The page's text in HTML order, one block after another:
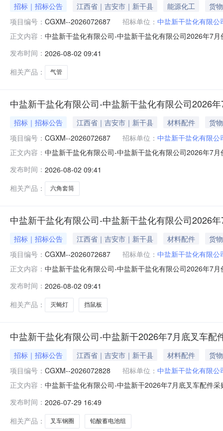
招标｜招标公告 江西省｜吉安市｜新干县 能源化工
货物
项目编号： CGXM--2026072687 招标单位： 中盐新干盐化有限公
正文内容： 中盐新干盐化有限公司-中盐新干盐化有限公司2026年7
名称规格型号计量单位数量备注114091301000247气管
发布时间： 2026-08-02 09:41
相关产品：
气管
中盐新干盐化有限公司-中盐新干盐化有限公司2026
招标｜招标公告 江西省｜吉安市｜新干县 材料配件
货物
项目编号： CGXM--2026072687 招标单位： 中盐新干盐化有限公
正文内容： 中盐新干盐化有限公司-中盐新干盐化有限公司2026年7
型号计量单位数量备注113050000001890六角套筒长
发布时间： 2026-08-02 09:41
相关产品：
六角套筒
中盐新干盐化有限公司-中盐新干盐化有限公司2026
招标｜招标公告 江西省｜吉安市｜新干县 材料配件
货物
项目编号： CGXM--2026072687 招标单位： 中盐新干盐化有限公
正文内容： 中盐新干盐化有限公司-中盐新干盐化有限公司2026年7
单位数量备注121040300002405挡鼠板（新干）--块
发布时间： 2026-08-02 09:41
相关产品：
灭蝇灯 挡鼠板
中盐新干盐化有限公司-中盐新干2026年7月底叉车配
招标｜招标公告 江西省｜吉安市｜新干县 材料配件
货物
项目编号： CGXM--2026072828 招标单位： 中盐新干盐化有限公
正文内容： 中盐新干盐化有限公司-中盐新干2026年7月底叉车配件
要有补水装置，两台旧蓄电池组以旧换新折价抵购买新
发布时间： 2026-07-29 16:49
相关产品：
叉车钢圈 铅酸蓄电池组